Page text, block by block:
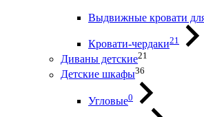
Выдвижные кровати
Кровати-чердаки21
Диваны детские21
Детские шкафы36
Угловые0